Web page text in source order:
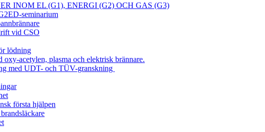
INOM EL (G1), ENERGI (G2) OCH GAS (G3)
seminarium
vid CSO
lödning
oxy-acetylen, plasma och elektrisk brännare.
med UDT- och TÜV-granskning
första hjälpen